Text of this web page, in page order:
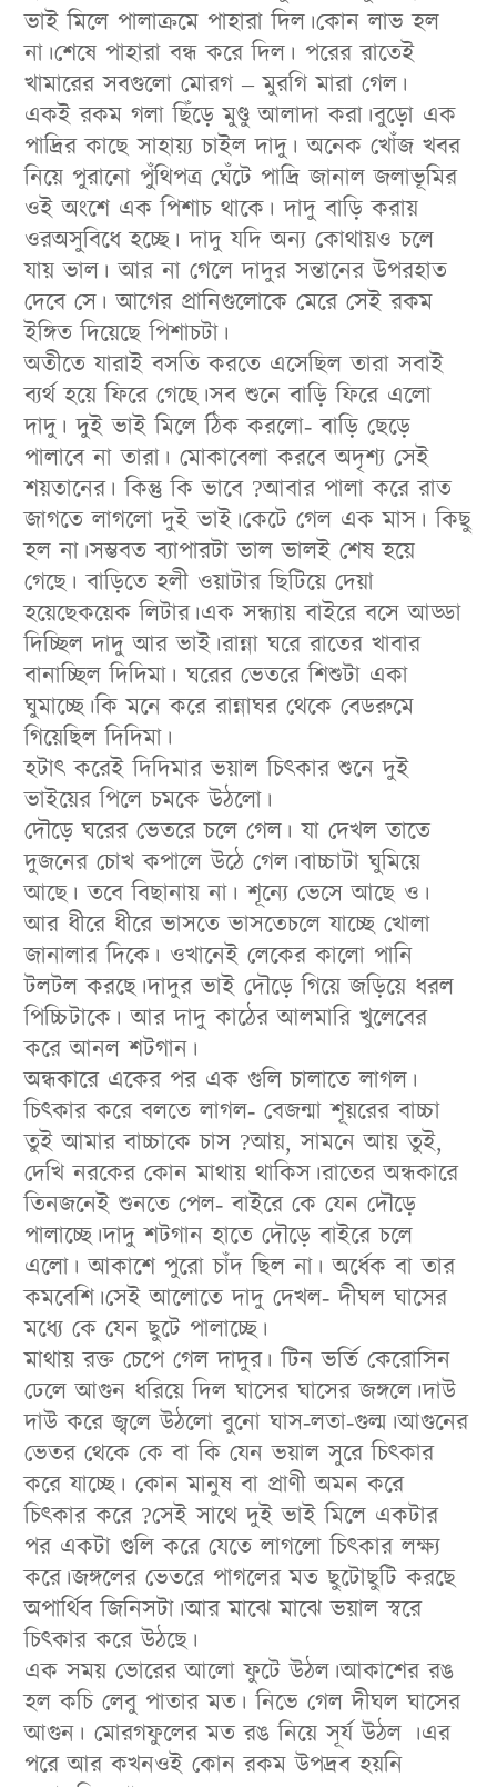
ভাই মিলে পালাক্রমে পাহারা দিল।কোন লাভ হল
না।শেষে পাহারা বন্ধ করে দিল। পরের রাতেই
খামারের সবগুলো মোরগ – মুরগি মারা গেল।
একই রকম গলা ছিঁড়ে মুণ্ডু আলাদা করা।বুড়ো এক
পাদ্রির কাছে সাহায়্য চাইল দাদু। অনেক খোঁজ খবর
নিয়ে পুরানো পুঁথিপত্র ঘেঁটে পাদ্রি জানাল জলাভূমির
ওই অংশে এক পিশাচ থাকে। দাদু বাড়ি করায়
ওরঅসুবিধে হচ্ছে। দাদু যদি অন্য কোথায়ও চলে
যায় ভাল। আর না গেলে দাদুর সন্তানের উপরহাত
দেবে সে। আগের প্রানিগুলোকে মেরে সেই রকম
ইঙ্গিত দিয়েছে পিশাচটা।
অতীতে যারাই বসতি করতে এসেছিল তারা সবাই
ব্যর্থ হয়ে ফিরে গেছে।সব শুনে বাড়ি ফিরে এলো
দাদু। দুই ভাই মিলে ঠিক করলো- বাড়ি ছেড়ে
পালাবে না তারা। মোকাবেলা করবে অদৃশ্য সেই
শয়তানের। কিন্তু কি ভাবে ?আবার পালা করে রাত
জাগতে লাগলো দুই ভাই।কেটে গেল এক মাস। কিছু
হল না।সম্ভবত ব্যাপারটা ভাল ভালই শেষ হয়ে
গেছে। বাড়িতে হলী ওয়াটার ছিটিয়ে দেয়া
হয়েছেকয়েক লিটার।এক সন্ধ্যায় বাইরে বসে আড্ডা
দিচ্ছিল দাদু আর ভাই।রান্না ঘরে রাতের খাবার
বানাচ্ছিল দিদিমা। ঘরের ভেতরে শিশুটা একা
ঘুমাচ্ছে।কি মনে করে রান্নাঘর থেকে বেডরুমে
গিয়েছিল দিদিমা।
হটাৎ করেই দিদিমার ভয়াল চিৎকার শুনে দুই
ভাইয়ের পিলে চমকে উঠলো।
দৌড়ে ঘরের ভেতরে চলে গেল। যা দেখল তাতে
দুজনের চোখ কপালে উঠে গেল।বাচ্চাটা ঘুমিয়ে
আছে। তবে বিছানায় না। শূন্যে ভেসে আছে ও।
আর ধীরে ধীরে ভাসতে ভাসতেচলে যাচ্ছে খোলা
জানালার দিকে। ওখানেই লেকের কালো পানি
টলটল করছে।দাদুর ভাই দৌড়ে গিয়ে জড়িয়ে ধরল
পিচ্চিটাকে। আর দাদু কাঠের আলমারি খুলেবের
করে আনল শটগান।
অন্ধকারে একের পর এক গুলি চালাতে লাগল।
চিৎকার করে বলতে লাগল- বেজন্মা শূয়রের বাচ্চা
তুই আমার বাচ্চাকে চাস ?আয়, সামনে আয় তুই,
দেখি নরকের কোন মাথায় থাকিস।রাতের অন্ধকারে
তিনজনেই শুনতে পেল- বাইরে কে যেন দৌড়ে
পালাচ্ছে।দাদু শটগান হাতে দৌড়ে বাইরে চলে
এলো। আকাশে পুরো চাঁদ ছিল না। অর্ধেক বা তার
কমবেশি।সেই আলোতে দাদু দেখল- দীঘল ঘাসের
মধ্যে কে যেন ছুটে পালাচ্ছে।
মাথায় রক্ত চেপে গেল দাদুর। টিন ভর্তি কেরোসিন
ঢেলে আগুন ধরিয়ে দিল ঘাসের ঘাসের জঙ্গলে।দাউ
দাউ করে জ্বলে উঠলো বুনো ঘাস-লতা-গুল্ম।আগুনের
ভেতর থেকে কে বা কি যেন ভয়াল সুরে চিৎকার
করে যাচ্ছে। কোন মানুষ বা প্রাণী অমন করে
চিৎকার করে ?সেই সাথে দুই ভাই মিলে একটার
পর একটা গুলি করে যেতে লাগলো চিৎকার লক্ষ্য
করে।জঙ্গলের ভেতরে পাগলের মত ছুটোছুটি করছে
অপার্থিব জিনিসটা।আর মাঝে মাঝে ভয়াল স্বরে
চিৎকার করে উঠছে।
এক সময় ভোরের আলো ফুটে উঠল।আকাশের রঙ
হল কচি লেবু পাতার মত। নিভে গেল দীঘল ঘাসের
আগুন। মোরগফুলের মত রঙ নিয়ে সূর্য উঠল ।এর
পরে আর কখনওই কোন রকম উপদ্রব হয়নি